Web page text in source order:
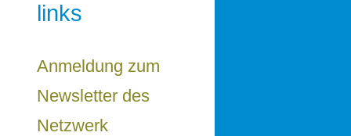
links
Anmeldung zum
Newsletter des
Netzwerk